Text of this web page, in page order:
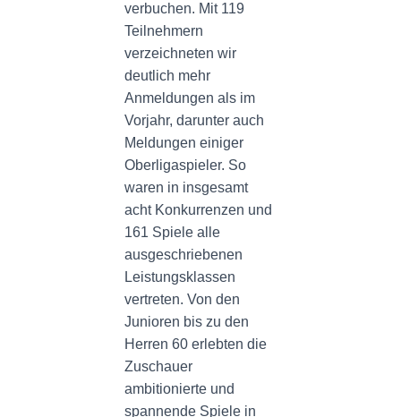
verbuchen. Mit 119
Teilnehmern
verzeichneten wir
deutlich mehr
Anmeldungen als im
Vorjahr, darunter auch
Meldungen einiger
Oberligaspieler. So
waren in insgesamt
acht Konkurrenzen und
161 Spiele alle
ausgeschriebenen
Leistungsklassen
vertreten. Von den
Junioren bis zu den
Herren 60 erlebten die
Zuschauer
ambitionierte und
spannende Spiele in